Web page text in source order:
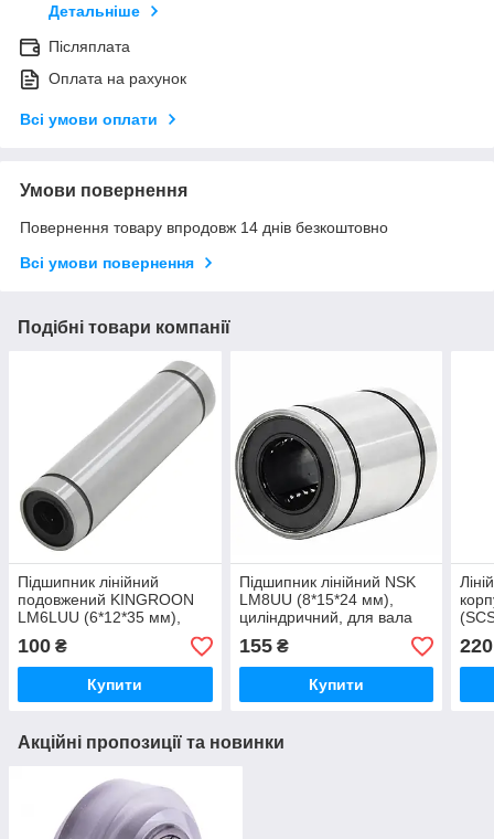
Детальніше
Післяплата
Оплата на рахунок
Всі умови оплати
Умови повернення
Повернення товару впродовж 14 днів безкоштовно
Всі умови повернення
Подібні товари компанії
Підшипник лінійний
подовжений KINGROON
LM6LUU (6*12*35 мм),
циліндричний, для вала
діаметром 6 мм
100 ₴
Купити
Підшипник лінійний NSK
LM8UU (8*15*24 мм),
циліндричний, для вала
діаметром 8 мм (оригінал,
Japan)
155₴
Купити
220
Акційні пропозиції та новинки